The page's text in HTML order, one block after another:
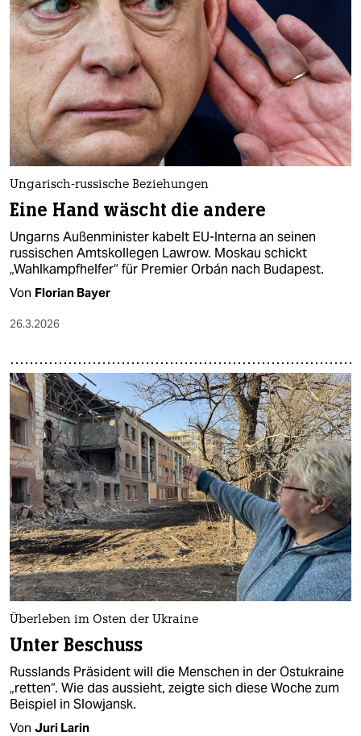
Ungarisch-russische Beziehungen
Eine Hand wäscht die andere
Ungarns Außenminister kabelt EU-Interna an seinen
russischen Amtskollegen Lawrow. Moskau schickt
„Wahlkampfhelfer“ für Premier Orbán nach Budapest.
Von Florian Bayer
26.3.2026
Überleben im Osten der Ukraine
Unter Beschuss
Russlands Präsident will die Menschen in der Ostukraine
„retten“. Wie das aussieht, zeigte sich diese Woche zum
Beispiel in Slowjansk.
Von Juri Larin